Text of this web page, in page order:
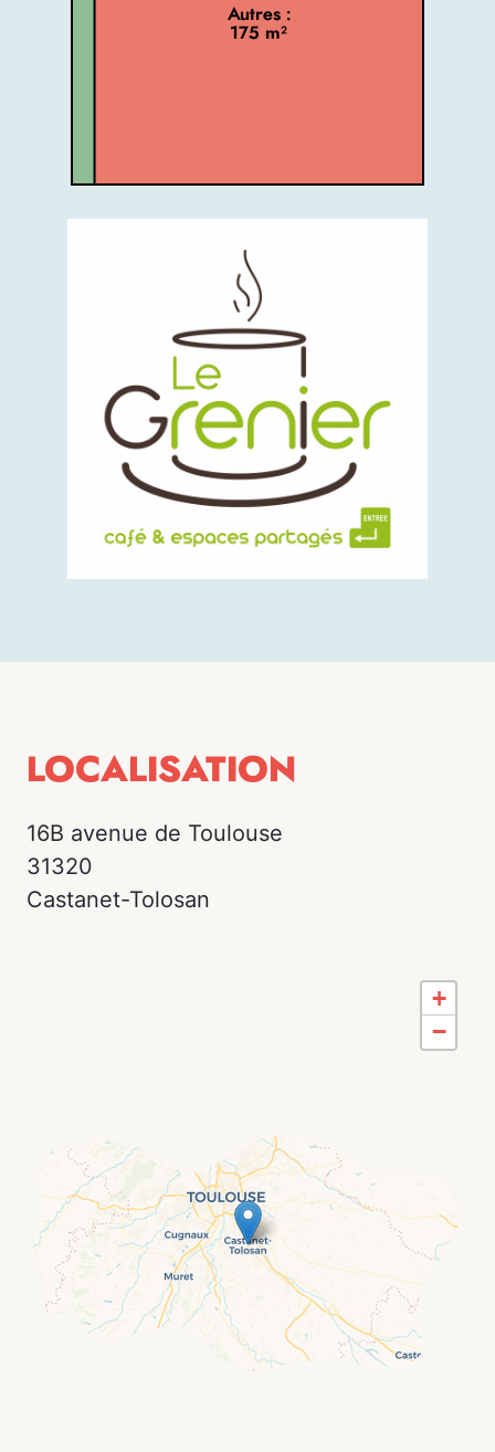
Autres :
175 m²
LOCALISATION
16B avenue de Toulouse
31320
Castanet-Tolosan
+
−